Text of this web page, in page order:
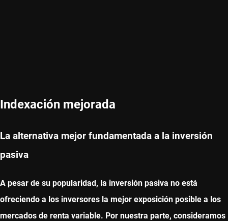
Indexación mejorada
La alternativa mejor fundamentada a la inversión
pasiva
A pesar de su popularidad, la inversión pasiva no está
ofreciendo a los inversores la mejor exposición posible a los
mercados de renta variable. Por nuestra parte, consideramos